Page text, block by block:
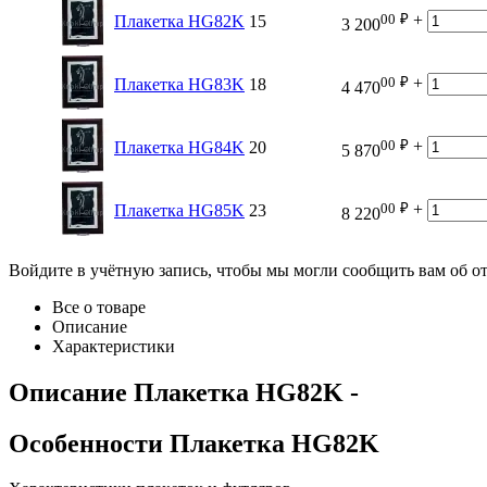
Плакетка HG82K 15 3 20000 ₽ +
Плакетка HG83K 18 4 47000 ₽ +
Плакетка HG84K 20 5 87000 ₽ +
Плакетка HG85K 23 8 22000 ₽ +
Войдите в учётную запись, чтобы мы могли сообщить вам об
Все о товаре
Описание
Характеристики
Описание Плакетка HG82K -
Особенности Плакетка HG82K